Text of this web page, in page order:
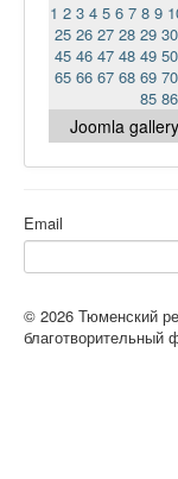
1 2 3 4 5 6 7 8 9
25 26 27 28 29 30
45 46 47 48 49 50
65 66 67 68 69 70
85 86
Joomla gallery
Email
© 2026 Тюменский
благотворительный